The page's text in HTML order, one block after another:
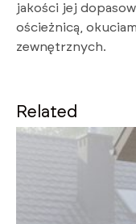
jakości jej
ościeżnicą,
zewnętrznych.
Related